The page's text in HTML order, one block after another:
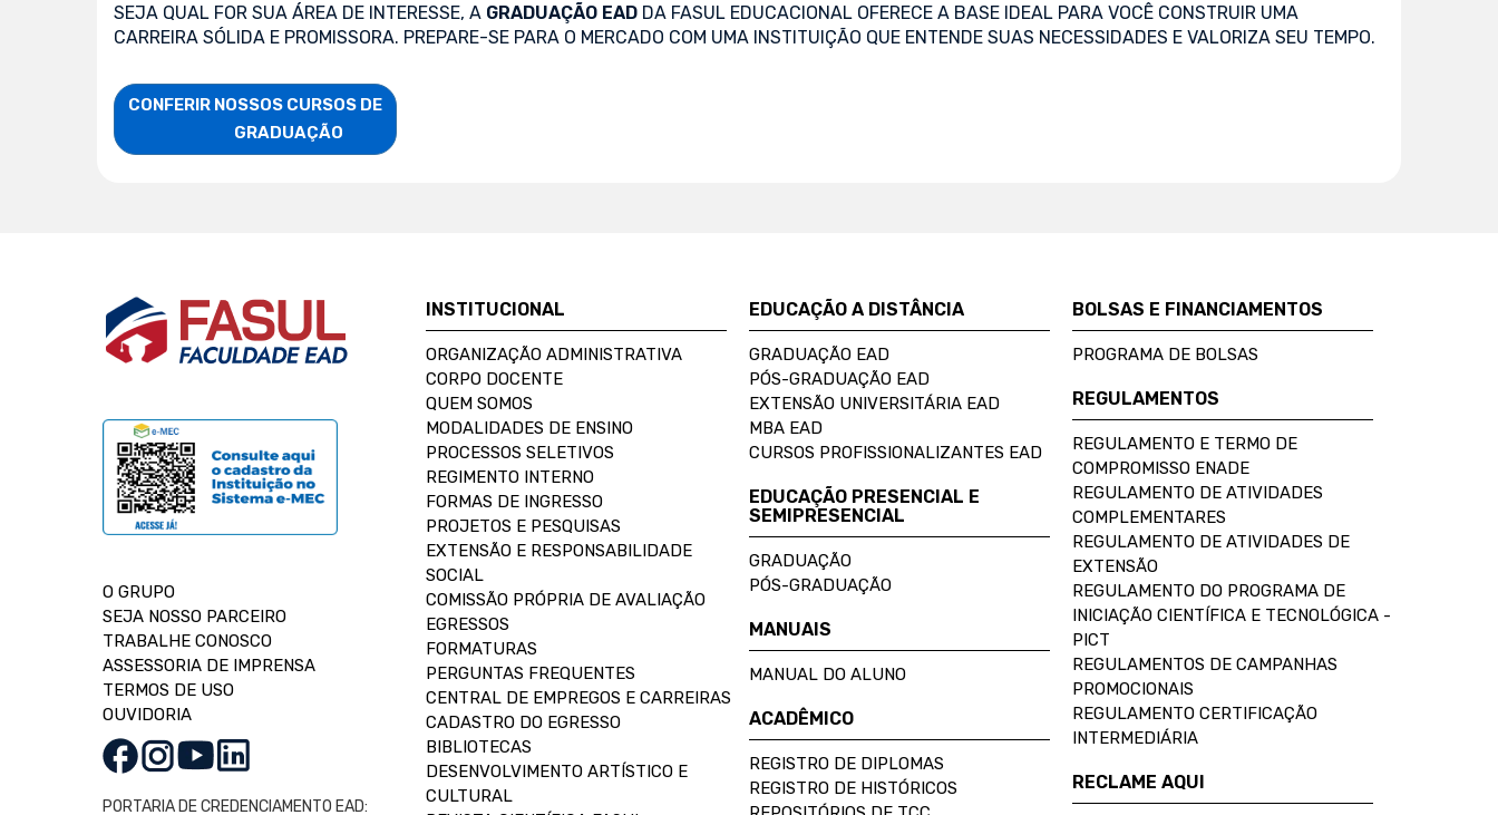
SEJA QUAL FOR SUA ÁREA DE INTERESSE, A GRADUAÇÃO EAD DA FASUL EDUCACIONAL OFERECE A BASE IDEAL PARA VOCÊ CONSTRUIR UMA
CARREIRA SÓLIDA E PROMISSORA. PREPARE-SE PARA O MERCADO COM UMA INSTITUIÇÃO QUE ENTENDE SUAS NECESSIDADES E VALORIZA SEU TEMPO.
CONFERIR NOSSOS CURSOS DE
                    GRADUAÇÃO
O GRUPO
SEJA NOSSO PARCEIRO
TRABALHE CONOSCO
ASSESSORIA DE IMPRENSA
TERMOS DE USO
OUVIDORIA
PORTARIA DE CREDENCIAMENTO EAD:
INSTITUCIONAL
ORGANIZAÇÃO ADMINISTRATIVA
CORPO DOCENTE
QUEM SOMOS
MODALIDADES DE ENSINO
PROCESSOS SELETIVOS
REGIMENTO INTERNO
FORMAS DE INGRESSO
PROJETOS E PESQUISAS
EXTENSÃO E RESPONSABILIDADE
SOCIAL
COMISSÃO PRÓPRIA DE AVALIAÇÃO
EGRESSOS
FORMATURAS
PERGUNTAS FREQUENTES
CENTRAL DE EMPREGOS E CARREIRAS
CADASTRO DO EGRESSO
BIBLIOTECAS
DESENVOLVIMENTO ARTÍSTICO E
CULTURAL
EDUCAÇÃO A DISTÂNCIA
GRADUAÇÃO EAD
PÓS-GRADUAÇÃO EAD
EXTENSÃO UNIVERSITÁRIA EAD
MBA EAD
CURSOS PROFISSIONALIZANTES EAD
EDUCAÇÃO PRESENCIAL E
SEMIPRESENCIAL
GRADUAÇÃO
PÓS-GRADUAÇÃO
MANUAIS
MANUAL DO ALUNO
ACADÊMICO
REGISTRO DE DIPLOMAS
REGISTRO DE HISTÓRICOS
BOLSAS E FINANCIAMENTOS
PROGRAMA DE BOLSAS
REGULAMENTOS
REGULAMENTO E TERMO DE
COMPROMISSO ENADE
REGULAMENTO DE ATIVIDADES
COMPLEMENTARES
REGULAMENTO DE ATIVIDADES DE
EXTENSÃO
REGULAMENTO DO PROGRAMA DE
INICIAÇÃO CIENTÍFICA E TECNOLÓGICA -
PICT
REGULAMENTOS DE CAMPANHAS
PROMOCIONAIS
REGULAMENTO CERTIFICAÇÃO
INTERMEDIÁRIA
RECLAME AQUI